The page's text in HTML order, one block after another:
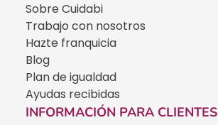
Sobre Cuidabi
Trabajo con nosotros
Hazte franquicia
Blog
Plan de igualdad
Ayudas recibidas
INFORMACIÓN PARA CLIENTES